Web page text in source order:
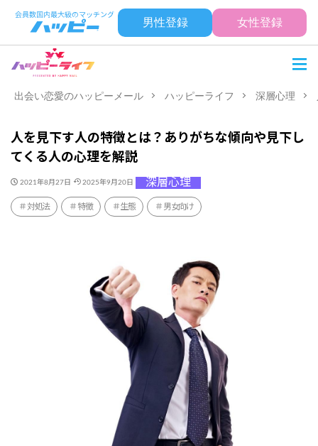
男性登録 女性登録
出会い恋愛のハッピーメール ハッピーライフ 深層心理
人を見下す人の特徴とは？ありがちな傾向や見下し
てくる人の心理を解説
2021年8月27日 2025年9月20日 深層心理
対処法 特徴 生態 男女向け